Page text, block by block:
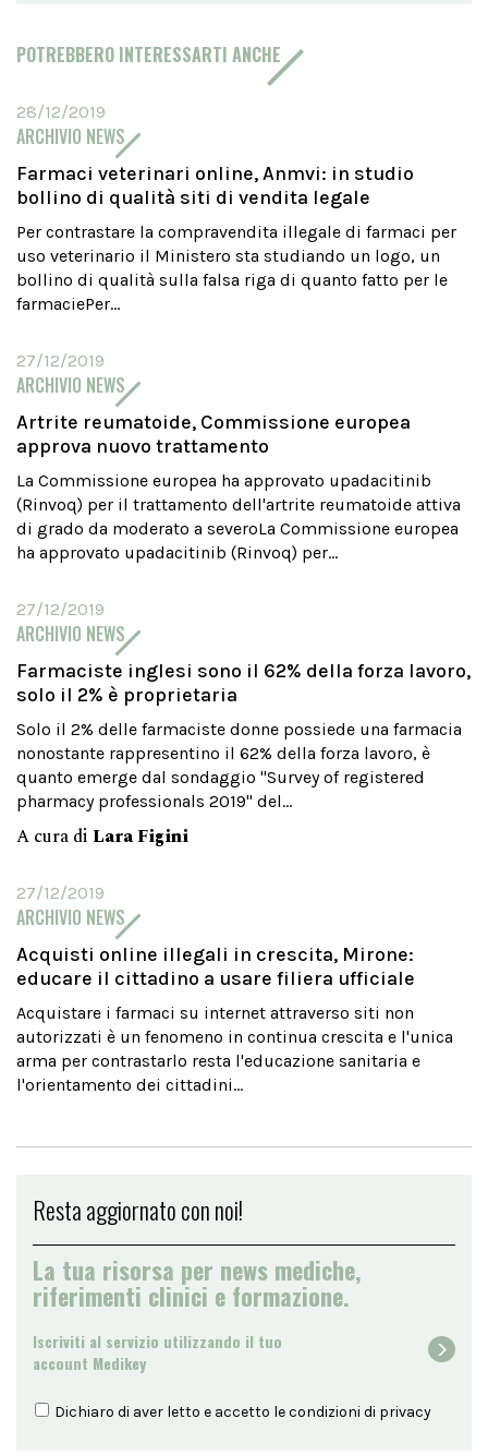
POTREBBERO INTERESSARTI ANCHE
28/12/2019
ARCHIVIO NEWS
Farmaci veterinari online, Anmvi: in studio
bollino di qualità siti di vendita legale
Per contrastare la compravendita illegale di farmaci per
uso veterinario il Ministero sta studiando un logo, un
bollino di qualità sulla falsa riga di quanto fatto per le
farmaciePer...
27/12/2019
ARCHIVIO NEWS
Artrite reumatoide, Commissione europea
approva nuovo trattamento
La Commissione europea ha approvato upadacitinib
(Rinvoq) per il trattamento dell'artrite reumatoide attiva
di grado da moderato a severoLa Commissione europea
ha approvato upadacitinib (Rinvoq) per...
27/12/2019
ARCHIVIO NEWS
Farmaciste inglesi sono il 62% della forza lavoro,
solo il 2% è proprietaria
Solo il 2% delle farmaciste donne possiede una farmacia
nonostante rappresentino il 62% della forza lavoro, è
quanto emerge dal sondaggio "Survey of registered
pharmacy professionals 2019" del...
A cura di Lara Figini
27/12/2019
ARCHIVIO NEWS
Acquisti online illegali in crescita, Mirone:
educare il cittadino a usare filiera ufficiale
Acquistare i farmaci su internet attraverso siti non
autorizzati è un fenomeno in continua crescita e l'unica
arma per contrastarlo resta l'educazione sanitaria e
l'orientamento dei cittadini...
Resta aggiornato con noi!
La tua risorsa per news mediche,
riferimenti clinici e formazione.
Iscriviti al servizio utilizzando il tuo
account Medikey
Dichiaro di aver letto e accetto le condizioni di privacy